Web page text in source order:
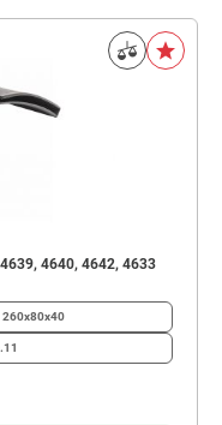
4640, 4642, 4633
260х80х40